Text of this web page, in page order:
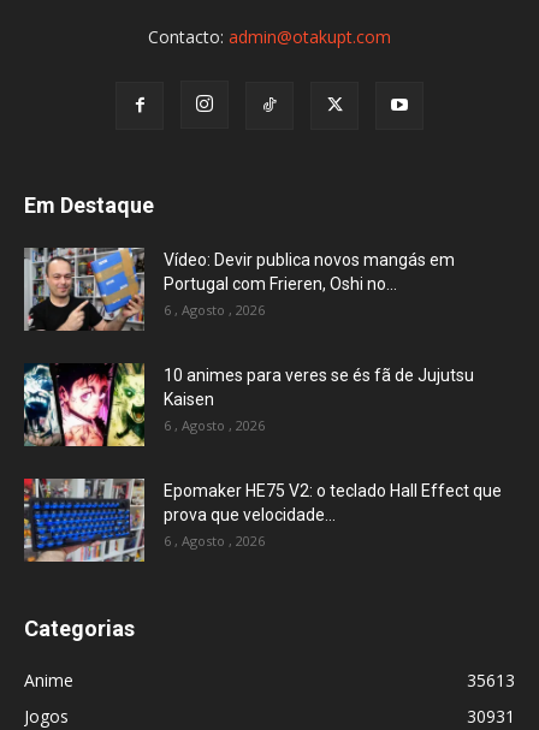
Contacto: admin@otakupt.com
Em Destaque
Vídeo: Devir publica novos mangás em
Portugal com Frieren, Oshi no...
6 , Agosto , 2026
10 animes para veres se és fã de Jujutsu
Kaisen
6 , Agosto , 2026
Epomaker HE75 V2: o teclado Hall Effect que
prova que velocidade...
6 , Agosto , 2026
Categorias
Anime
35613
Jogos
30931